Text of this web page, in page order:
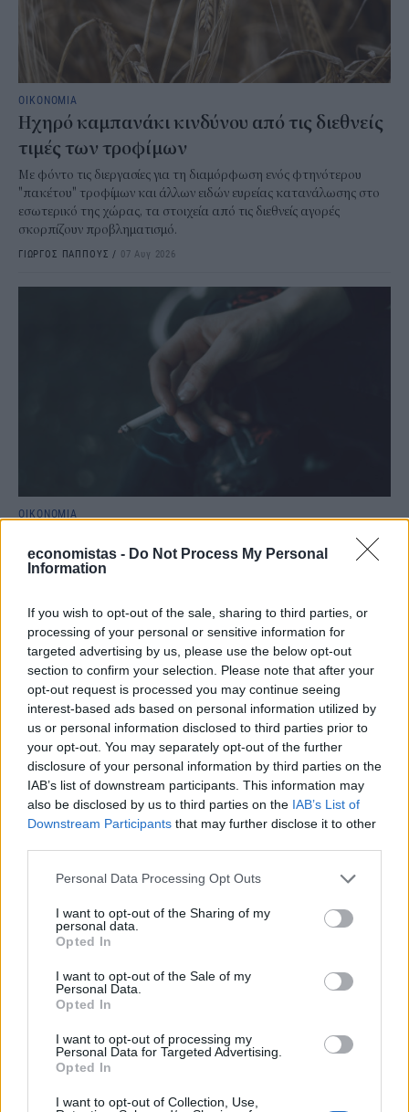
economistas - Do Not Process My Personal
Information
If you wish to opt-out of the sale, sharing to third parties, or
processing of your personal or sensitive information for
targeted advertising by us, please use the below opt-out
section to confirm your selection. Please note that after your
opt-out request is processed you may continue seeing
interest-based ads based on personal information utilized by
us or personal information disclosed to third parties prior to
your opt-out. You may separately opt-out of the further
disclosure of your personal information by third parties on the
IAB’s list of downstream participants. This information may
also be disclosed by us to third parties on the IAB’s List of
Downstream Participants that may further disclose it to other
Personal Data Processing Opt Outs
I want to opt-out of the Sharing of my
personal data.
Opted In
I want to opt-out of the Sale of my
Personal Data.
Opted In
I want to opt-out of processing my
Personal Data for Targeted Advertising.
Opted In
I want to opt-out of Collection, Use,
ΟΙΚΟΝΟΜΙΑ
Ηχηρό καμπανάκι κινδύνου από τις διεθνείς
τιμές των τροφίμων
Με φόντο τις διεργασίες για τη διαμόρφωση ενός φτηνότερου
"πακέτου" τροφίμων και άλλων ειδών ευρείας κατανάλωσης στο
εσωτερικό της χώρας, τα στοιχεία από τις διεθνείς αγορές
σκορπίζουν προβληματισμό.
ΓΙΩΡΓΟΣ ΠΑΠΠΟΥΣ / 07 Αυγ 2026
ΟΙΚΟΝΟΜΙΑ
δημόσια συστήματα Υγείας- Τι δείχνουν τα
Εν αναμονή των αποφάσεων της Κομισιόν, για το αν και πόσο θα
αυξηθεί η φορολογία στα καπνικά προϊόντα, ως μέσο
αυτοχρηματοδότησης του νέου Ευρωπαϊκού Πολυετούς
Προϋπολογισμού, τα νέα στοιχεία της Eurostat ενισχύουν τα
επιχειρήματα όσων υποστηρίζουν ότι η αύξηση της φορολογίας
στα καπνικά δεν θα ωφελήσει μόνο τα κοινοτικά ταμεία, αλλά και
τα δημόσια συστήματα υγείας.
ΓΙΩΡΓΟΣ ΠΑΠΠΟΥΣ/06 Αυγ 2026
ΟΙΚΟΝΟΜΙΑ
Οι 10 προτάσεις του Εμπορικού Συλλόγου
Αθηνών για τις ΜμΕ
Μαρκόπουλο, συναντήθηκε το Διοικητικό Συμβούλιο του